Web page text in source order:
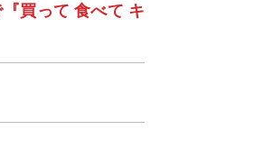
買って 食べて キ